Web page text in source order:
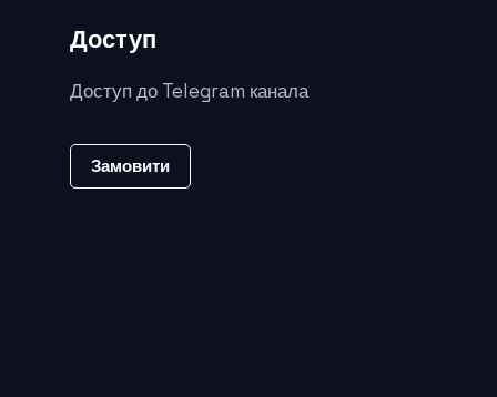
Доступ
Доступ до Telegram канала
Замовити